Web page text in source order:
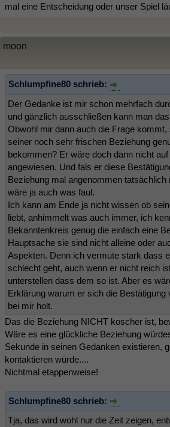
mal eine Entscheidung oder unser Spiel
moon
Schlumpfine80 schrieb:
Der Gedanke ist mir schon mehrfach
und gänzlich ausschließen kann man
Obwohl mir dann auch die Frage kommt,
seiner noch sehr frischen Beziehung
bekommen? Er wäre doch dann nicht
angewiesen. Und fals er diese
Beziehung mal angenommen tatsächlich
wäre ja auch was faul.
Ich kann am Ende ja nicht wissen ob
liebt, anhimmelt was auch immer, ich
Bekanntenkreis genug die einfach eine
Hauptsache sie sind nicht alleine oder
Aspekten. Denn ich vermute stark dass
schlecht geht, auch wenn er nicht reich
unterstellen dass dem so ist. Aber es
Erklärung warum er sich die
bei mir holt.
Das die Beziehung NICHT koscher ist,
Wäre es eine glückliche Beziehung
Sekunde in seinen Gedanken existieren,
kontaktieren würde....
Nichtmal etappenweise!
Schlumpfine80 schrieb:
Tja, das wird wohl nur die Zeit zeigen,